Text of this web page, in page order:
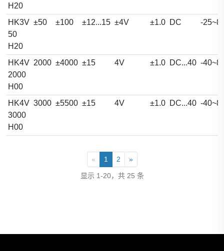
H20
HK3V
50
H20
±50 ±100 ±12...15 ±4V ±1.0 DC -
HK4V
2000
H00
2000 ±4000 ±15 4V ±1.0 DC...40 -
HK4V
3000
H00
3000 ±5500 ±15 4V ±1.0 DC...40 -
« 1 2 »
显示 1-20，共 25 条